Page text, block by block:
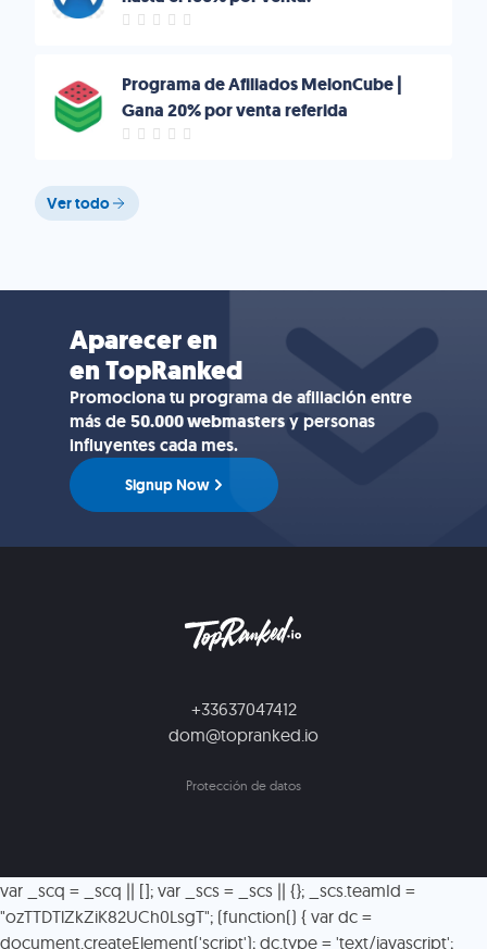
Programa de Afiliados MelonCube |
Gana 20% por venta referida
Ver todo
Aparecer en
en TopRanked
Promociona tu programa de afiliación entre
más de50.000 webmastersy personas
influyentes cada mes.
Signup Now
+33637047412
dom@topranked.io
Protección de datos
var _scq = _scq || []; var _scs = _scs || {}; _scs.teamId =
"ozTTDTlZkZiK82UCh0LsgT"; (function() { var dc =
document.createElement('script'); dc.type = 'text/javascript';